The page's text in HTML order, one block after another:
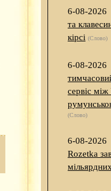
6-08-2026
та
кірсі (Слово)
6-08-2026
сервіс
(Слово)
6-08-2026
Rozetka